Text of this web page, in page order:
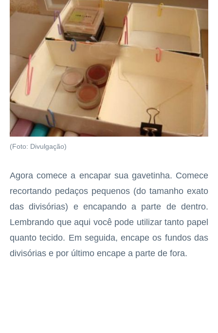
(Foto: Divulgação)
Agora comece a encapar sua gavetinha. Comece
recortando pedaços pequenos (do tamanho exato
das divisórias) e encapando a parte de dentro.
Lembrando que aqui você pode utilizar tanto papel
quanto tecido. Em seguida, encape os fundos das
divisórias e por último encape a parte de fora.